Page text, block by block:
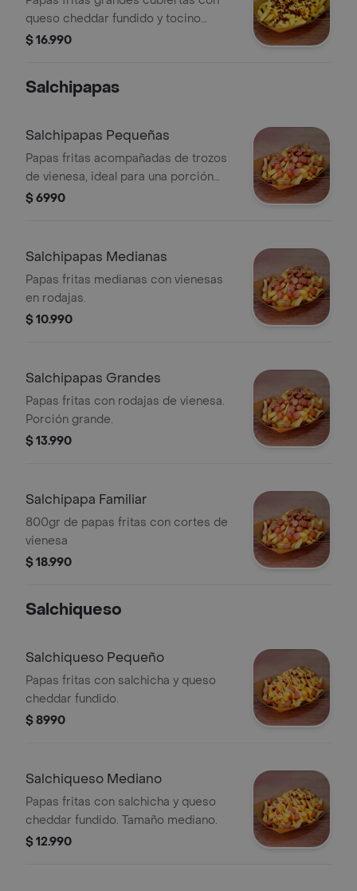
queso cheddar fundido y tocino
crujiente.
$ 16.990
Salchipapas
Salchipapas Pequeñas
Papas fritas acompañadas de trozos
de vienesa, ideal para una porción
pequeña.
$ 6990
Salchipapas Medianas
Papas fritas medianas con vienesas
en rodajas.
$ 10.990
Salchipapas Grandes
Papas fritas con rodajas de vienesa.
Porción grande.
$ 13.990
Salchipapa Familiar
800gr de papas fritas con cortes de
vienesa
$ 18.990
Salchiqueso
Salchiqueso Pequeño
Papas fritas con salchicha y queso
cheddar fundido.
$ 8990
Salchiqueso Mediano
Papas fritas con salchicha y queso
cheddar fundido. Tamaño mediano.
$ 12.990